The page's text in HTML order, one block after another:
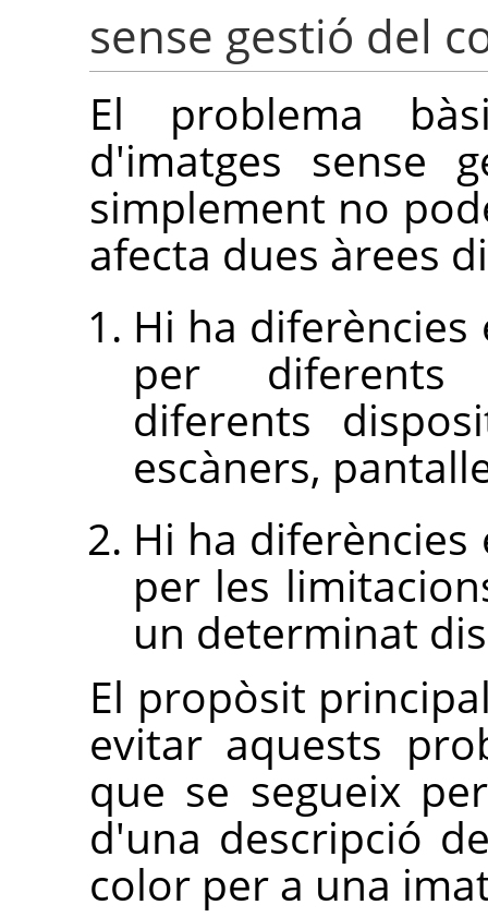
sense gestió del
El problema
d'imatges sense
simplement no
afecta dues àrees
Hi ha
per diferents
diferents
escàners,
Hi ha
per les
un determinat
El propòsit
evitar aquests
que se segueix
d'una descripció
color per a una